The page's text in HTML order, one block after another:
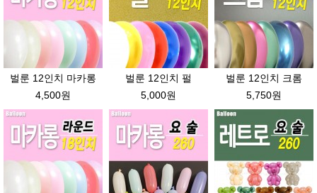
벌룬 12인치 마카롱
4,500원
벌룬 12인치 펄
5,000원
벌룬 12인치 크롬
5,750원